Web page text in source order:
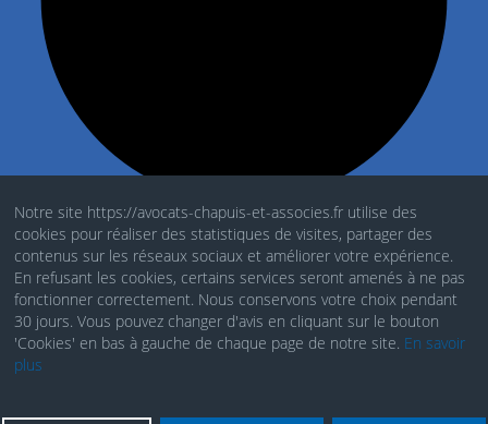
Mentions Légales
Politique de cookies
RGDP
Notre site https://avocats-chapuis-et-associes.fr utilise des
cookies pour réaliser des statistiques de visites, partager des
contenus sur les réseaux sociaux et améliorer votre expérience.
En refusant les cookies, certains services seront amenés à ne pas
fonctionner correctement. Nous conservons votre choix pendant
30 jours. Vous pouvez changer d'avis en cliquant sur le bouton
'Cookies' en bas à gauche de chaque page de notre site. En savoir
plus